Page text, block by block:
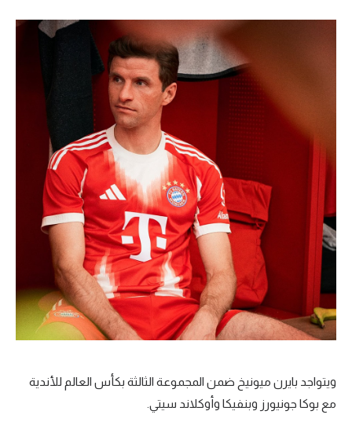
ويتواجد بايرن ميونيخ ضمن المجموعة الثالثة بكأس العالم للأندية
مع بوكا جونيورز وبنفيكا وأوكلاند سيتي.